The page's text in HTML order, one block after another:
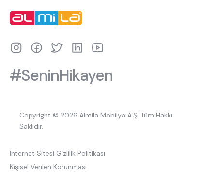
#SeninHikayen
Copyright © 2026 Almila Mobilya A.Ş. Tüm Hakkı
Saklıdır.
İnternet Sitesi Gizlilik Politikası
Kişisel Verilen Korunması